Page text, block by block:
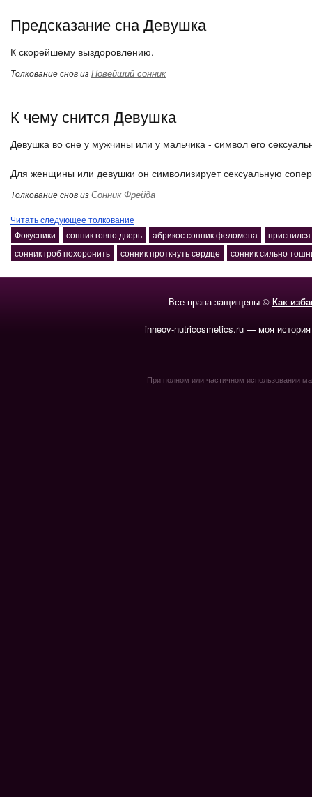
Предсказание сна Девушка
К скорейшему выздоровлению.
Толкование снов изНовейший сонник
К чему снится Девушка
Девушка во сне у мужчины или у мальчика - символ его
Для женщины или девушки он символизирует сексуальную
Толкование снов изСонник Фрейда
Читать следующее толкование
Фокусники
сонник говно дверь абрикос сонник феломена
сонник гроб похоронить
сонник проткнуть сердце сонник сильно
Все права защищены © Как
inneov-nutricosmetics.ru — моя
При полном или частичном использовании